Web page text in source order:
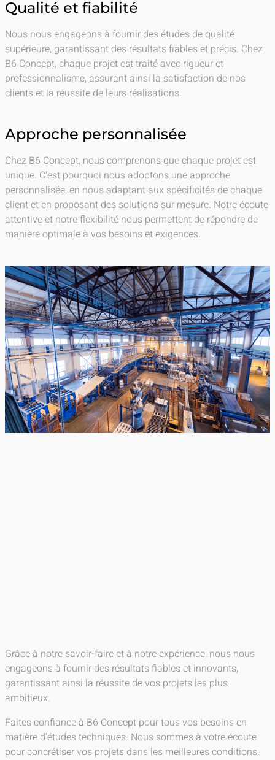
Qualité et fiabilité
Nous nous engageons à fournir des études de qualité
supérieure, garantissant des résultats fiables et précis. Chez
B6 Concept, chaque projet est traité avec rigueur et
professionnalisme, assurant ainsi la satisfaction de nos
clients et la réussite de leurs réalisations.
Approche personnalisée
Chez B6 Concept, nous comprenons que chaque projet est
unique. C’est pourquoi nous adoptons une approche
personnalisée, en nous adaptant aux spécificités de chaque
client et en proposant des solutions sur mesure. Notre écoute
attentive et notre flexibilité nous permettent de répondre de
manière optimale à vos besoins et exigences.
Grâce à notre savoir-faire et à notre expérience, nous nous
engageons à fournir des résultats fiables et innovants,
garantissant ainsi la réussite de vos projets les plus
ambitieux.
Faites confiance à B6 Concept pour tous vos besoins en
matière d’études techniques. Nous sommes à votre écoute
pour concrétiser vos projets dans les meilleures conditions.